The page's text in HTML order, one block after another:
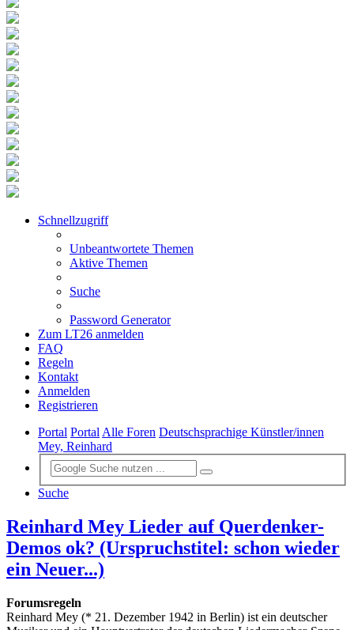
Schnellzugriff
Unbeantwortete Themen
Aktive Themen
Suche
Password Generator
Zum LT26 anmelden
FAQ
Regeln
Kontakt
Anmelden
Registrieren
Portal PortalAlle Foren Deutschsprachige Künstler/innen
Mey, Reinhard
Suche
Reinhard Mey Lieder auf Querdenker-
Demos ok? (Urspruchstitel: schon wieder
ein Neuer...)
Forumsregeln
Reinhard Mey (* 21. Dezember 1942 in Berlin) ist ein deutscher